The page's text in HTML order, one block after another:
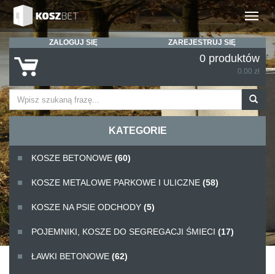
Rozwiń
ZALOGUJ SIĘ ZAREJESTRUJ SIĘ
0 produktów
0.00 zł
KATEGORIE
KOSZE BETONOWE (60)
KOSZE METALOWE PARKOWE I ULICZNE (58)
KOSZE NA PSIE ODCHODY (5)
POJEMNIKI, KOSZE DO SEGREGACJI ŚMIECI (17)
ŁAWKI BETONOWE (62)